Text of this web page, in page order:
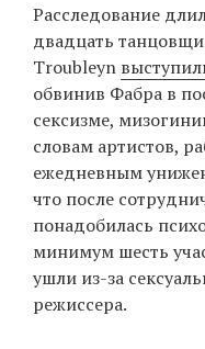
Расследование
двадцать
Troubleyn
обвинив Фабра в
сексизме,
словам артистов,
ежедневным
что после
понадобилась
минимум шесть
ушли из-за
режиссера.